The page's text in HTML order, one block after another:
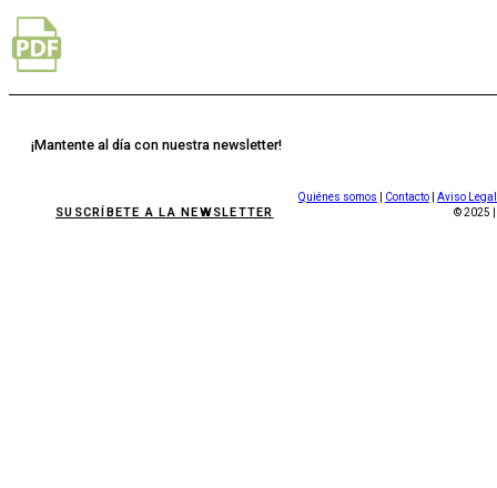
¡Mantente al día con nuestra newsletter!
SUSCRÍBETE A LA NEWSLETTER
Quiénes somos Contacto
Aviso Legal
© 2025